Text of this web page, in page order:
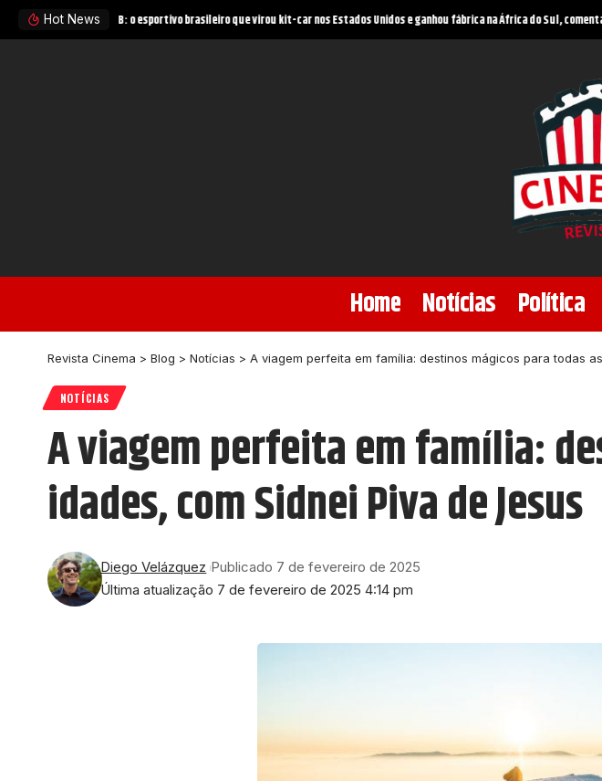
Hot News Como novos dados de pesquisa clínica mudam protocolos em cirurgia plástica, segundo o Dr. Haeckel
Home Notícias Política
Revista Cinema > Blog > Notícias > A viagem perfeita em família: destinos mágicos para todas
NOTÍCIAS
A viagem perfeita em família:
idades, com Sidnei Piva de Jesus
Última atualização 7 de fevereiro de 2025 4:14 pm
Diego Velázquez Publicado 7 de fevereiro de 2025